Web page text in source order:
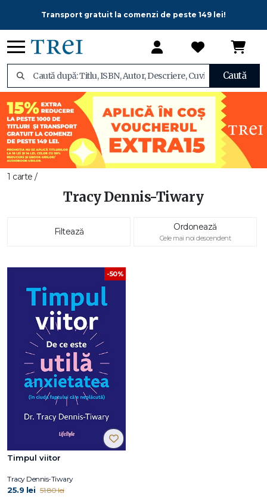
Transport gratuit la comenzi de peste 149 lei!
Caută
1 carte /
Tracy Dennis-Tiwary
Filtează Ordonează
Cele mai noi descendent
-50%
Timpul viitor
Tracy Dennis-Tiwary
25.9 lei 51.80 lei